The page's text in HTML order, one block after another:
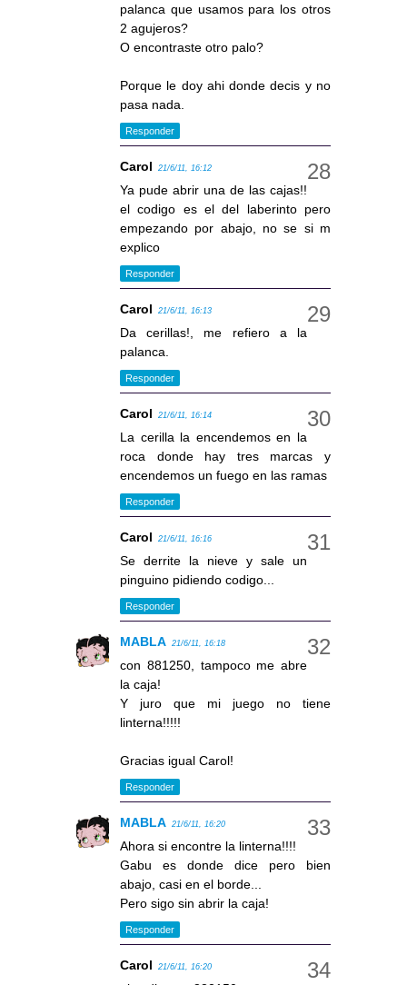
palanca que usamos para los otros
2 agujeros?
O encontraste otro palo?
Porque le doy ahi donde decis y no
pasa nada.
Responder
Carol 21/6/11, 16:12
Ya pude abrir una de las cajas!!
el codigo es el del laberinto pero
empezando por abajo, no se si m
explico
Responder
Carol 21/6/11, 16:13
Da cerillas!, me refiero a la
palanca.
Responder
Carol 21/6/11, 16:14
La cerilla la encendemos en la
roca donde hay tres marcas y
encendemos un fuego en las ramas
Responder
Carol 21/6/11, 16:16
Se derrite la nieve y sale un
pinguino pidiendo codigo...
Responder
MABLA 21/6/11, 16:18
con 881250, tampoco me abre
la caja!
Y juro que mi juego no tiene
linterna!!!!!
Gracias igual Carol!
Responder
MABLA 21/6/11, 16:20
Ahora si encontre la linterna!!!!
Gabu es donde dice pero bien
abajo, casi en el borde...
Pero sigo sin abrir la caja!
Responder
Carol 21/6/11, 16:20